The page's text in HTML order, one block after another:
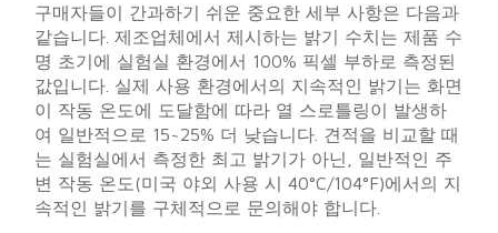
구매자들이 간과하기 쉬운 중요한 세부 사항은 다음과
같습니다. 제조업체에서 제시하는 밝기 수치는 제품 수
명 초기에 실험실 환경에서 100% 픽셀 부하로 측정된
값입니다. 실제 사용 환경에서의 지속적인 밝기는 화면
이 작동 온도에 도달함에 따라 열 스로틀링이 발생하
여 일반적으로 15~25% 더 낮습니다. 견적을 비교할 때
는 실험실에서 측정한 최고 밝기가 아닌, 일반적인 주
변 작동 온도(미국 야외 사용 시 40°C/104°F)에서의 지
속적인 밝기를 구체적으로 문의해야 합니다.